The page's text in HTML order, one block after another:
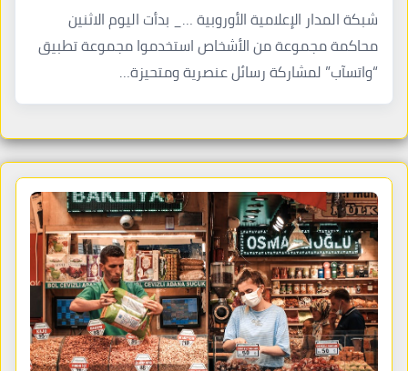
شبكة المدار الإعلامية الأوروبية …_ بدأت اليوم الاثنين
محاكمة مجموعة من الأشخاص استخدموا مجموعة تطبيق
“واتسآب” لمشاركة رسائل عنصرية ومتحيزة…